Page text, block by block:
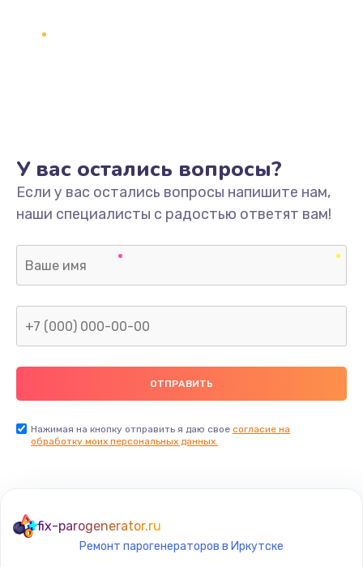
У вас остались вопросы?
Если у вас остались вопросы напишите нам,
наши специалисты с радостью ответят вам!
Нажимая на кнопку отправить я даю свое согласие на
обработку моих персональных данных.
fix-parogenerator.ru
Ремонт парогенераторов в Иркутске